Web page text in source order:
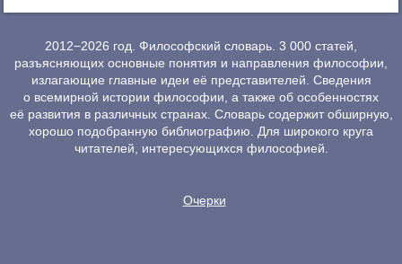
2012−2026 год. Философский словарь. 3 000 статей,
разъясняющих основные понятия и направления философии,
излагающие главные идеи её представителей. Сведения
о всемирной истории философии, а также об особенностях
её развития в различных странах. Словарь содержит обширную,
хорошо подобранную библиографию. Для широкого круга
читателей, интересующихся философией.
Очерки